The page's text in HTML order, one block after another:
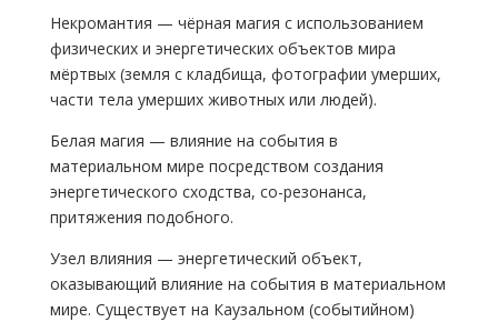
Некромантия — чёрная магия с использованием
физических и энергетических объектов мира
мёртвых (земля с кладбища, фотографии умерших,
части тела умерших животных или людей).
Белая магия — влияние на события в
материальном мире посредством создания
энергетического сходства, со-резонанса,
притяжения подобного.
Узел влияния — энергетический объект,
оказывающий влияние на события в материальном
мире. Существует на Каузальном (событийном)